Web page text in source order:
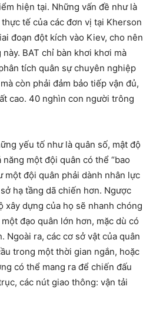
hiện tại. Những vấn đề như là
tế của các đơn vị tại Kherson
đoạn đột kích vào Kiev, cho nên
BAT chỉ bàn khơi khơi mà
tích quân sự chuyên nghiệp
còn phải đảm bảo tiếp vận đủ,
cao. 40 nghìn con người trông
yếu tố như là quân số, mật độ
một đội quân có thể “bao
một đội quân phải dành nhân lực
hạ tầng dã chiến hơn. Ngược
dựng của họ sẽ nhanh chóng
đạo quân lớn hơn, mặc dù có
ra, các cơ sở vật của quân
trong một thời gian ngắn, hoặc
có thể mang ra để chiến đấu
các nút giao thông: vận tải